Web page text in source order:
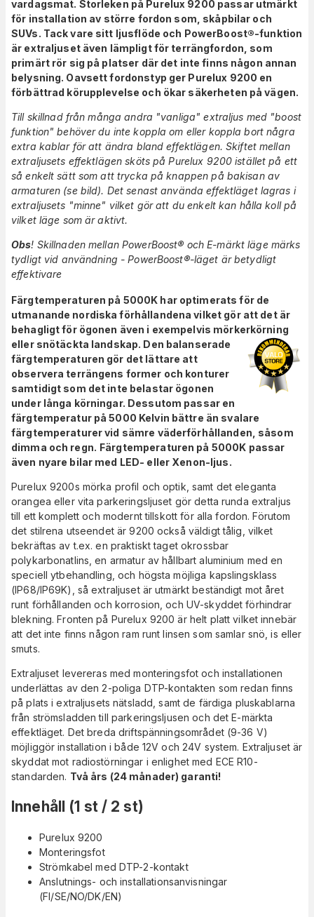
vardagsmat. Storleken på Purelux 9200 passar utmärkt
för installation av större fordon som, skåpbilar och
SUVs. Tack vare sitt ljusflöde och PowerBoost®-funktion
är extraljuset även lämpligt för terrängfordon, som
primärt rör sig på platser där det inte finns någon annan
belysning. Oavsett fordonstyp ger Purelux 9200 en
förbättrad körupplevelse och ökar säkerheten på vägen.
Till skillnad från många andra "vanliga" extraljus med "boost
funktion" behöver du inte koppla om eller koppla bort några
extra kablar för att ändra bland effektlägen. Skiftet mellan
extraljusets effektlägen sköts på Purelux 9200 istället på ett
så enkelt sätt som att trycka på knappen på bakisan av
armaturen (se bild). Det senast använda effektläget lagras i
extraljusets "minne" vilket gör att du enkelt kan hålla koll på
vilket läge som är aktivt.
Obs! Skillnaden mellan PowerBoost® och E-märkt läge märks
tydligt vid användning - PowerBoost®-läget är betydligt
effektivare
Färgtemperaturen på 5000K har optimerats för de
utmanande nordiska förhållandena vilket gör att det är
behagligt för ögonen även i exempelvis mörkerkörning
eller snötäckta landskap. Den balanserade
färgtemperaturen gör det lättare att
observera terrängens former och konturer
samtidigt som det inte belastar ögonen
under långa körningar. Dessutom passar en
färgtemperatur på 5000 Kelvin bättre än svalare
färgtemperaturer vid sämre väderförhållanden, såsom
dimma och regn. Färgtemperaturen på 5000K passar
även nyare bilar med LED- eller Xenon-ljus.
Purelux 9200s mörka profil och optik, samt det eleganta
orangea eller vita parkeringsljuset gör detta runda extraljus
till ett komplett och modernt tillskott för alla fordon. Förutom
det stilrena utseendet är 9200 också väldigt tålig, vilket
bekräftas av t.ex. en praktiskt taget okrossbar
polykarbonatlins, en armatur av hållbart aluminium med en
speciell ytbehandling, och högsta möjliga kapslingsklass
(IP68/IP69K), så extraljuset är utmärkt beständigt mot året
runt förhållanden och korrosion, och UV-skyddet förhindrar
blekning. Fronten på Purelux 9200 är helt platt vilket innebär
att det inte finns någon ram runt linsen som samlar snö, is eller
smuts.
Extraljuset levereras med monteringsfot och installationen
underlättas av den 2-poliga DTP-kontakten som redan finns
på plats i extraljusets nätsladd, samt de färdiga pluskablarna
från strömsladden till parkeringsljusen och det E-märkta
effektläget. Det breda driftspänningsområdet (9-36 V)
möjliggör installation i både 12V och 24V system. Extraljuset är
skyddat mot radiostörningar i enlighet med ECE R10-
standarden. Två års (24 månader) garanti!
Innehåll (1 st / 2 st)
Purelux 9200
Monteringsfot
Strömkabel med DTP-2-kontakt
Anslutnings- och installationsanvisningar
(FI/SE/NO/DK/EN)